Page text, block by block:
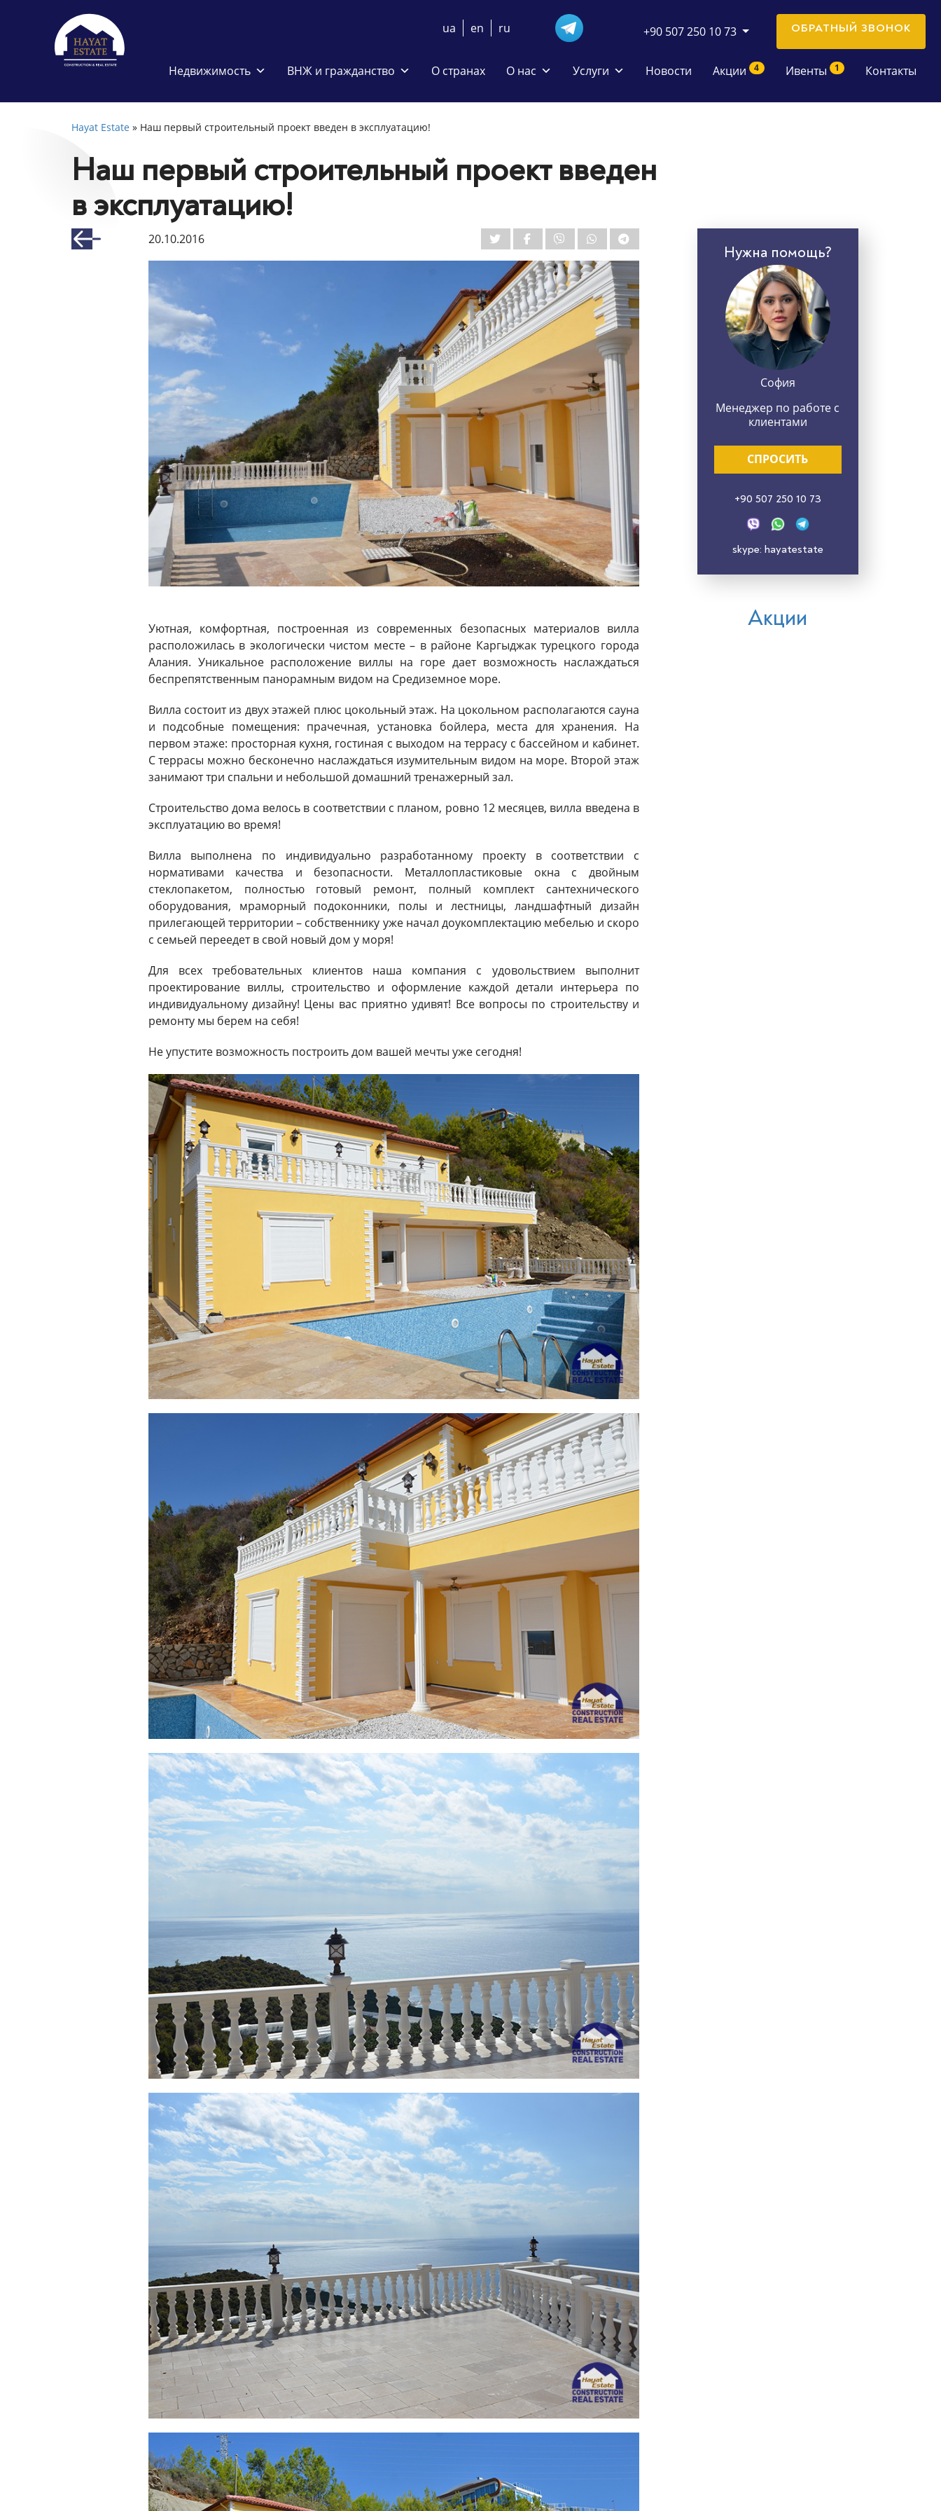
ua en ru +90 507 250 10 73 ОБРАТНЫЙ ЗВОНОК
Недвижимость ВНЖ и гражданство О странах О нас Услуги Новости Акции 4 Ивенты 1 Контакты
Hayat Estate » Наш первый строительный проект введен в эксплуатацию!
Наш первый строительный проект введен
в эксплуатацию!
20.10.2016
Уютная, комфортная, построенная из современных безопасных материалов вилла
расположилась в экологически чистом месте – в районе Каргыджак турецкого города
Алания. Уникальное расположение виллы на горе дает возможность наслаждаться
беспрепятственным панорамным видом на Средиземное море.
Вилла состоит из двух этажей плюс цокольный этаж. На цокольном располагаются сауна
и подсобные помещения: прачечная, установка бойлера, места для хранения. На
первом этаже: просторная кухня, гостиная с выходом на террасу с бассейном и кабинет.
С террасы можно бесконечно наслаждаться изумительным видом на море. Второй этаж
занимают три спальни и небольшой домашний тренажерный зал.
Строительство дома велось в соответствии с планом, ровно 12 месяцев, вилла введена в
эксплуатацию во время!
Вилла выполнена по индивидуально разработанному проекту в соответствии с
нормативами качества и безопасности. Металлопластиковые окна с двойным
стеклопакетом, полностью готовый ремонт, полный комплект сантехнического
оборудования, мраморный подоконники, полы и лестницы, ландшафтный дизайн
прилегающей территории – собственнику уже начал доукомплектацию мебелью и скоро
с семьей переедет в свой новый дом у моря!
Для всех требовательных клиентов наша компания с удовольствием выполнит
проектирование виллы, строительство и оформление каждой детали интерьера по
индивидуальному дизайну! Цены вас приятно удивят! Все вопросы по строительству и
ремонту мы берем на себя!
Не упустите возможность построить дом вашей мечты уже сегодня!
Нужна помощь?
София
Менеджер по работе с
клиентами
СПРОСИТЬ
+90 507 250 10 73
skype: hayatestate
Акции